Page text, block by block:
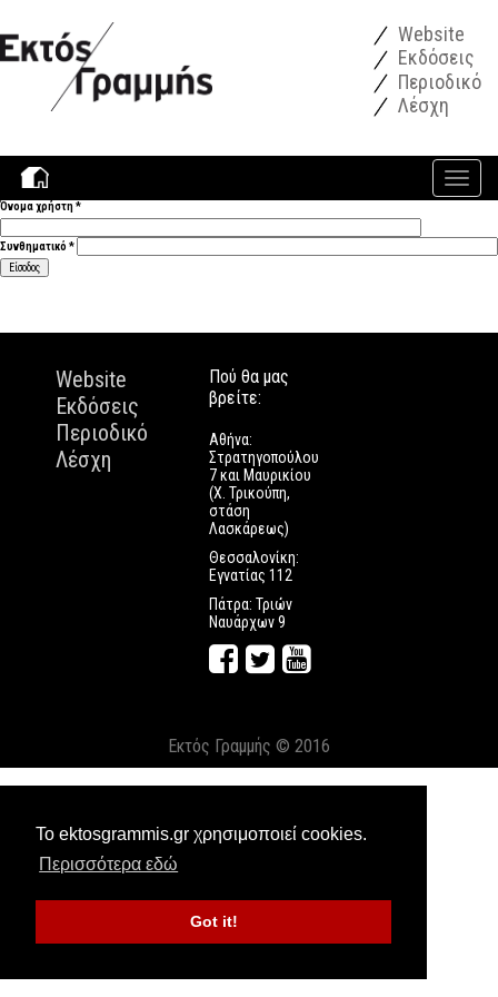
Το ektosgrammis.gr χρησιμοποιεί cookies.
Περισσότερα εδώ
Got it!
Website
Εκδόσεις
Περιοδικό
Λέσχη
Toggle
Όνομα χρήστη*
Συνθηματικό *
Website
Εκδόσεις
Περιοδικό
Λέσχη
Πού θα μας
βρείτε:
Αθήνα:
Στρατηγοπούλου
7 και Μαυρικίου
(Χ. Τρικούπη,
στάση
Λασκάρεως)
Θεσσαλονίκη:
Εγνατίας 112
Πάτρα: Τριών
Ναυάρχων 9
Εκτός Γραμμής © 2016